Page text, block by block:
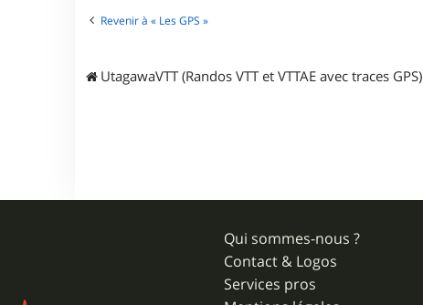
e
m
Revenir à « Les GPS »
UtagawaVTT (Randos VTT et VTTAE avec traces GPS)
Qui sommes-nous ?
Contact & Logos
Services pros